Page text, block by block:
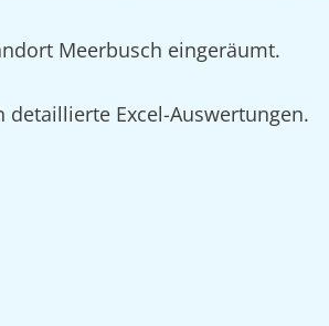
Meerbusch eingeräumt.
Excel-Auswertungen.